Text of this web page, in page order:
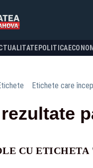
POLITICA
Etichete care
CU